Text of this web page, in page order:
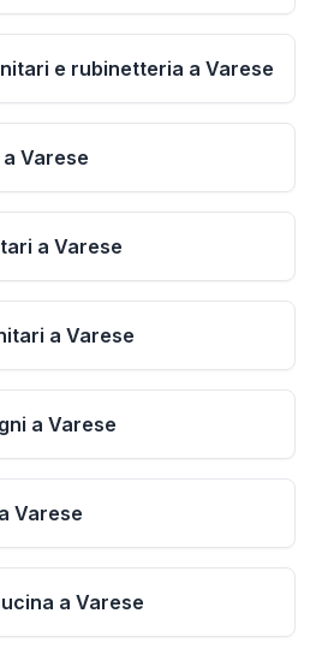
e rubinetteria a Varese
Varese
a Varese
a Varese
a Varese
Varese
a Varese